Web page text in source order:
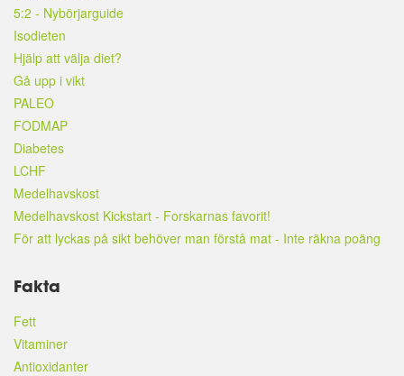
5:2 - Nybörjarguide
Isodieten
Hjälp att välja diet?
Gå upp i vikt
PALEO
FODMAP
Diabetes
LCHF
Medelhavskost
Medelhavskost Kickstart - Forskarnas favorit!
För att lyckas på sikt behöver man förstå mat - Inte räkna poäng
Fakta
Fett
Vitaminer
Antioxidanter